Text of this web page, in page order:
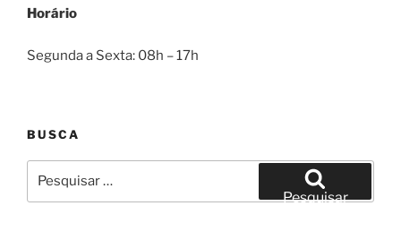
Horário
Segunda a Sexta: 08h – 17h
BUSCA
por:
Pesquisar